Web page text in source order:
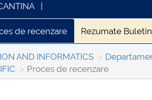
de recenzare Rezumate
AND INFORMATICS
Proces de recenzare